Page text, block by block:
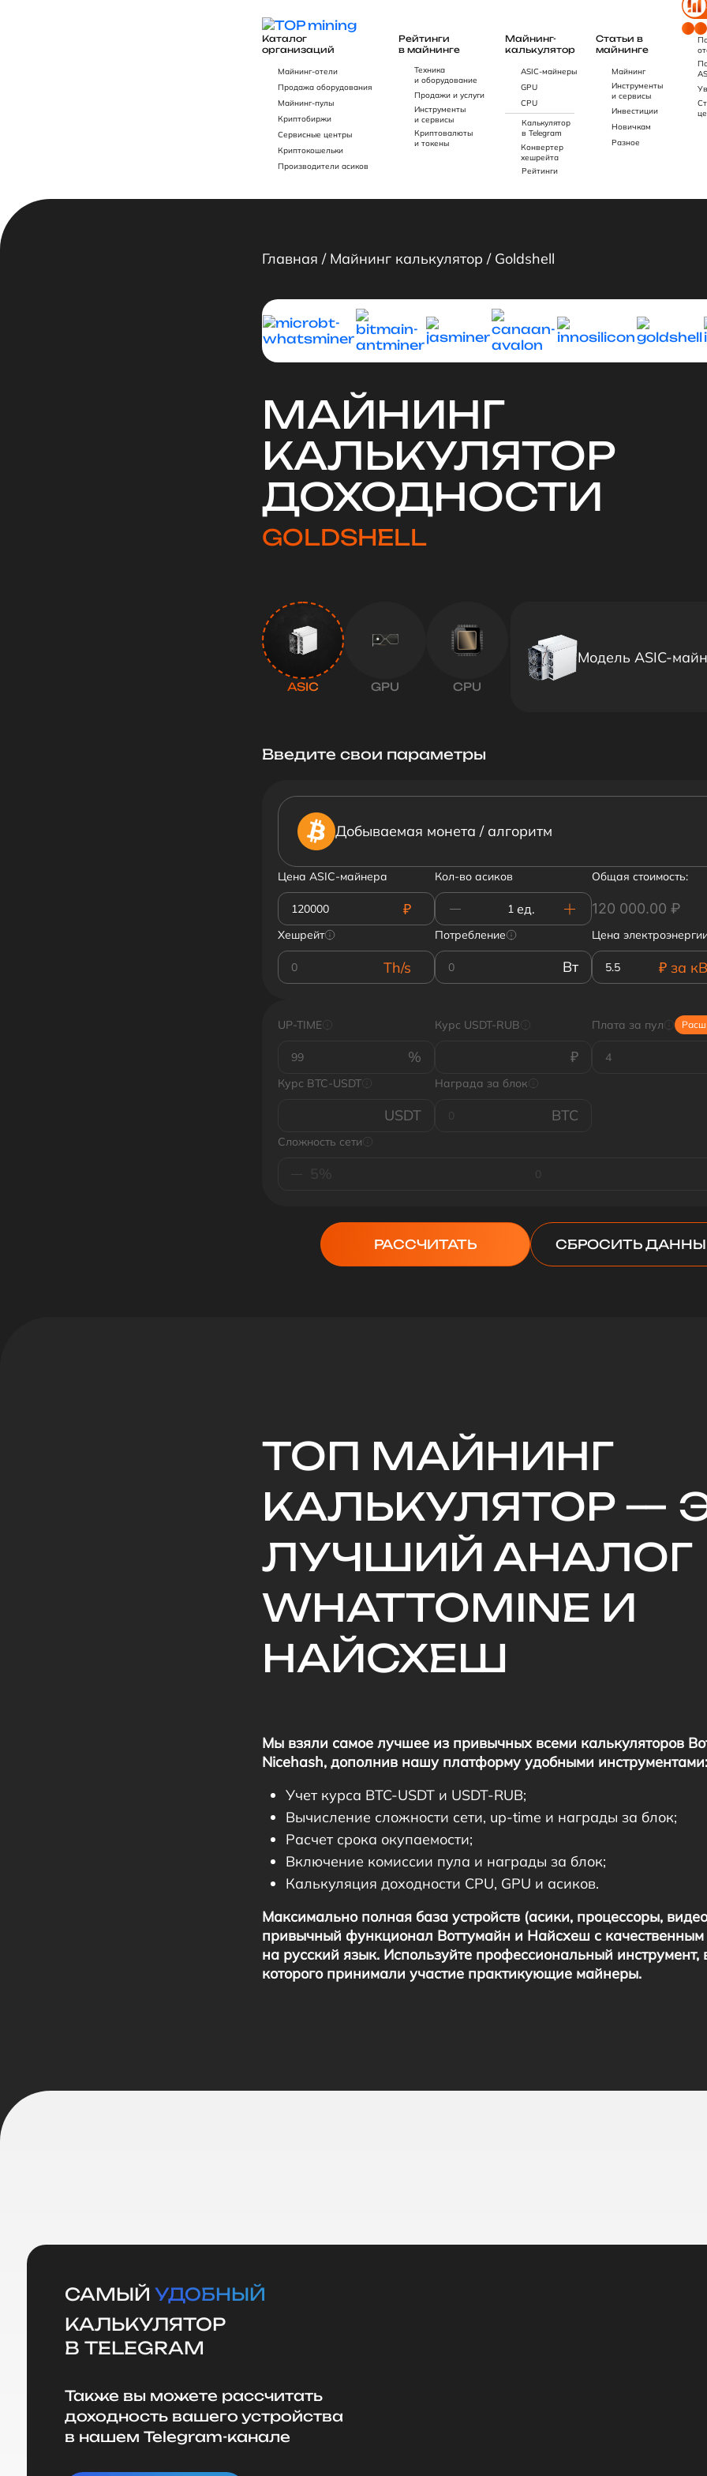
Каталог
организаций
Майнинг-отели
Продажа оборудования
Майнинг-пулы
Криптобиржи
Сервисные центры
Криптокошельки
Производители асиков
Рейтинги
в майнинге
Техника
и оборудование
Продажи и услуги
Инструменты
и сервисы
Криптовалюты
и токены
Майнинг-
калькулятор
ASIC-майнеры
GPU
CPU
Калькулятор
в Telegram
Конвертер
хешрейта
Рейтинги
Статьи в
майнинге
Майнинг
Инструменты
и сервисы
Инвестиции
Новичкам
Разное
Главная / Майнинг калькулятор / Goldshell
МАЙНИНГ
КАЛЬКУЛЯТОР
ДОХОДНОСТИ
GOLDSHELL
ASIC GPU CPU
Модель ASIC-
Введите свои параметры
Добываемая монета / алгоритм
Цена ASIC-майнера
₽
$
Хешрейт
Th/s
Th/s
Кол-во асиков
ед.
Потребление
Вт
Общая стоимость:
120 000.00 ₽
Цена
₽за
₽
UP-TIME
%
Курс BTC-USDT
USDT
Курс USDT-RUB
₽
Плата за пул
Награда за блок
BTC
Сложность сети
5%
РАCСЧИТАТЬ СБРОСИТЬ
ТОП МАЙНИНГ
КАЛЬКУЛЯТОР —
ЛУЧШИЙ АНАЛОГ
WHATTOMINE И
НАЙСХЕШ
Мы взяли самое лучшее из привычных всеми калькуляторов
Nicehash, дополнив нашу платформу удобными инструментами:
Учет курса BTC-USDT и USDT-RUB;
Вычисление сложности сети, up-time и награды за блок;
Расчет срока окупаемости;
Включение комиссии пула и награды за блок;
Калькуляция доходности CPU, GPU и асиков.
Максимально полная база устройств (асики, процессоры,
привычный функционал Воттумайн и Найсхеш с
на русский язык. Используйте профессиональный инструмент,
которого принимали участие практикующие майнеры.
САМЫЙ УДОБНЫЙ
КАЛЬКУЛЯТОР
В TELEGRAM
Также вы можете рассчитать
доходность вашего устройства
в нашем Telegram-канале